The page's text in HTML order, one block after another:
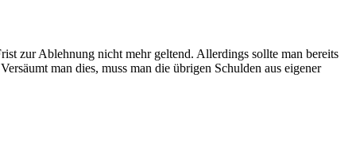
zur Ablehnung nicht mehr geltend. Allerdings sollte man bereits
man dies, muss man die übrigen Schulden aus eigener